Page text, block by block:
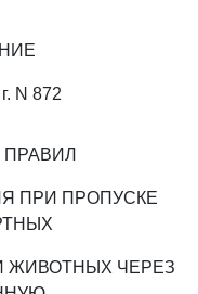
N 872
ПРИ ПРОПУСКЕ
ЖИВОТНЫХ ЧЕРЕЗ